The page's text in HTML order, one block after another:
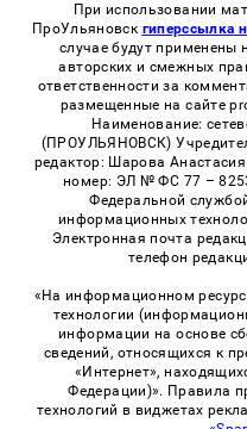
При использовании
ПроУльяновск гиперссылка
случае будут применены
авторских и смежных
ответственности за
размещенные на сайте
Наименование:
(ПРОУЛЬЯНОВСК)
редактор: Шарова
номер: ЭЛ № ФС 77 –
Федеральной
информационных
Электронная почта
телефон
«На информационном
технологии
информации на основе
сведений, относящихся к
«Интернет»,
Федерации)». Правила
технологий в виджетах